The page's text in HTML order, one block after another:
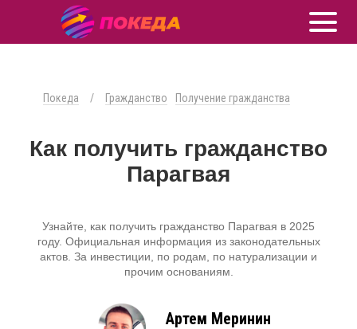
Покеда / Гражданство Получение гражданства
Как получить гражданство
Парагвая
Узнайте, как получить гражданство Парагвая в 2025
году. Официальная информация из законодательных
актов. За инвестиции, по родам, по натурализации и
прочим основаниям.
Артем Меринин